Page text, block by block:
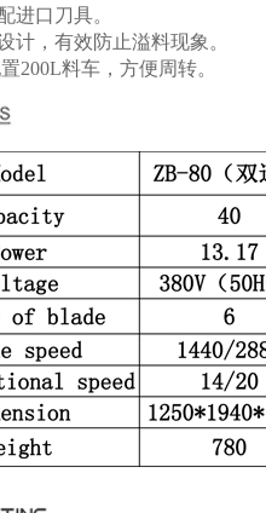
进口刀具。
计，有效防止溢料现象。
200L料车，方便周转。